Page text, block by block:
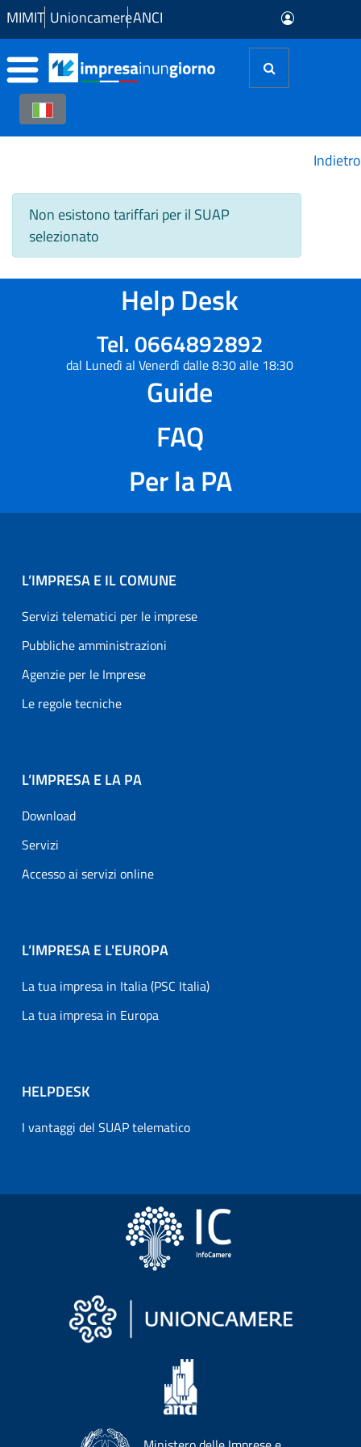
Skip to Main Content
MIMIT UnioncamereANCI
Non esistono tariffari per il SUAP
selezionato
Indietro
Help Desk
Tel. 0664892892
dal Lunedì al Venerdì dalle 8:30 alle 18:30
Guide
FAQ
Per la PA
L’IMPRESA E IL COMUNE
Servizi telematici per le imprese
Pubbliche amministrazioni
Agenzie per le Imprese
Le regole tecniche
L’IMPRESA E LA PA
Download
Servizi
Accesso ai servizi online
L’IMPRESA E L'EUROPA
La tua impresa in Italia (PSC Italia)
La tua impresa in Europa
HELPDESK
I vantaggi del SUAP telematico